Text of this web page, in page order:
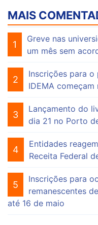
MAIS
1
Greve nas
um mês sem
2
Inscrições para
IDEMA
3
Lançamento do
dia 21 no Porto
4
Entidades
Receita Federal
5
Inscrições para
remanescentes
até 16 de maio